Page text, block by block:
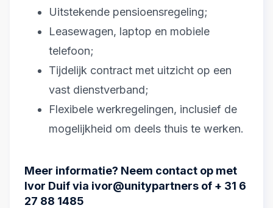
Uitstekende pensioensregeling;
Leasewagen, laptop en mobiele
telefoon;
Tijdelijk contract met uitzicht op een
vast dienstverband;
Flexibele werkregelingen, inclusief de
mogelijkheid om deels thuis te werken.
Meer informatie? Neem contact op met
Ivor Duif via ivor@unitypartners of + 31 6
27 88 1485